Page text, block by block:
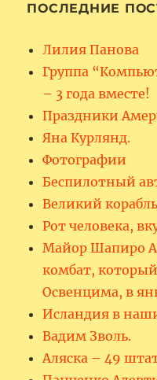
ПОСЛЕДНИЕ
Лилия Панова
Группа
– 3 года вместе!
Праздники
Яна Курлянд.
Фотографии
Беспилотный
Великий
Рот человека,
Майор Шапиро
комбат,
Освенцима, в
Исландия в
Вадим Зволь.
Аляска – 49